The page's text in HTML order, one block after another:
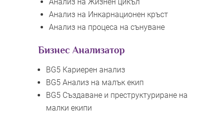
Анализ на Инкарнационен кръст
Анализ на процеса на сънуване
Бизнес Анализатор
BG5 Кариерен анализ
BG5 Анализ на малък екип
BG5 Създаване и преструктуриране на
малки екипи